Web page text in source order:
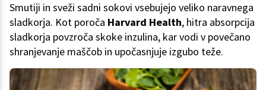
Smutiji in sveži sadni sokovi vsebujejo veliko naravnega
sladkorja. Kot poroča Harvard Health, hitra absorpcija
sladkorja povzroča skoke inzulina, kar vodi v povečano
shranjevanje maščob in upočasnjuje izgubo teže.